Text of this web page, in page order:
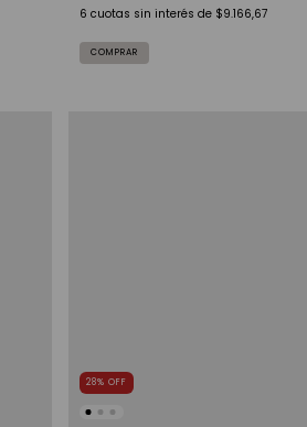
6 cuotas sin interés de $9.166,67
28% OFF